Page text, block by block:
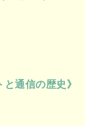
通信の歴史》